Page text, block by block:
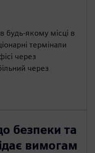
будь-якому місці в
термінали
через
через
безпеки та
вимогам